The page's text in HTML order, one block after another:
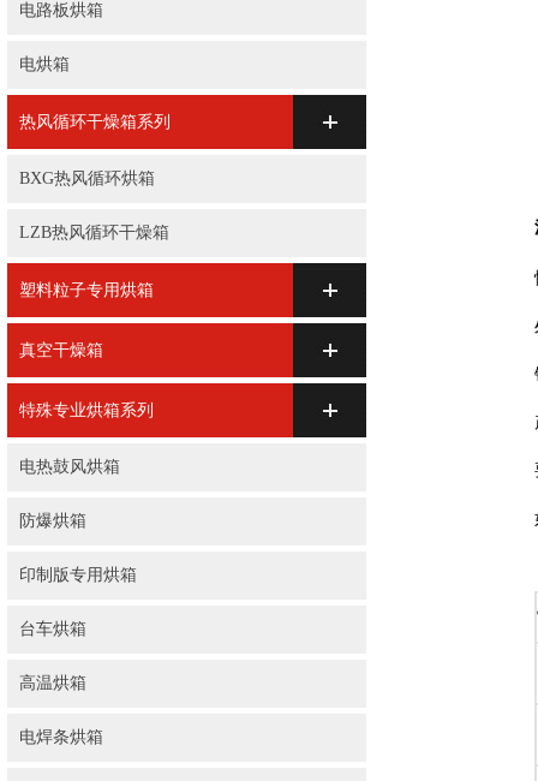
电路板烘箱
电烘箱
热风循环干燥箱系列
BXG热风循环烘箱
LZB热风循环干燥箱
塑料粒子专用烘箱
真空干燥箱
特殊专业烘箱系列
电热鼓风烘箱
防爆烘箱
印制版专用烘箱
台车烘箱
高温烘箱
电焊条烘箱